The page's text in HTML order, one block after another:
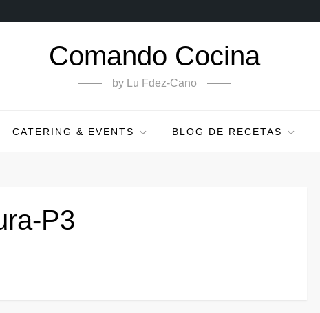
Comando Cocina
by Lu Fdez-Cano
CATERING & EVENTS BLOG DE RECETAS
P3